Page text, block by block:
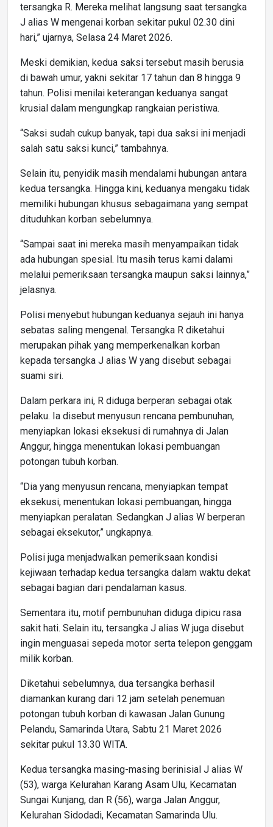
tersangka R. Mereka melihat langsung saat tersangka
J alias W mengenai korban sekitar pukul 02.30 dini
hari,” ujarnya, Selasa 24 Maret 2026.
Meski demikian, kedua saksi tersebut masih berusia
di bawah umur, yakni sekitar 17 tahun dan 8 hingga 9
tahun. Polisi menilai keterangan keduanya sangat
krusial dalam mengungkap rangkaian peristiwa.
“Saksi sudah cukup banyak, tapi dua saksi ini menjadi
salah satu saksi kunci,” tambahnya.
Selain itu, penyidik masih mendalami hubungan antara
kedua tersangka. Hingga kini, keduanya mengaku tidak
memiliki hubungan khusus sebagaimana yang sempat
dituduhkan korban sebelumnya.
“Sampai saat ini mereka masih menyampaikan tidak
ada hubungan spesial. Itu masih terus kami dalami
melalui pemeriksaan tersangka maupun saksi lainnya,”
jelasnya.
Polisi menyebut hubungan keduanya sejauh ini hanya
sebatas saling mengenal. Tersangka R diketahui
merupakan pihak yang memperkenalkan korban
kepada tersangka J alias W yang disebut sebagai
suami siri.
Dalam perkara ini, R diduga berperan sebagai otak
pelaku. Ia disebut menyusun rencana pembunuhan,
menyiapkan lokasi eksekusi di rumahnya di Jalan
Anggur, hingga menentukan lokasi pembuangan
potongan tubuh korban.
“Dia yang menyusun rencana, menyiapkan tempat
eksekusi, menentukan lokasi pembuangan, hingga
menyiapkan peralatan. Sedangkan J alias W berperan
sebagai eksekutor,” ungkapnya.
Polisi juga menjadwalkan pemeriksaan kondisi
kejiwaan terhadap kedua tersangka dalam waktu dekat
sebagai bagian dari pendalaman kasus.
Sementara itu, motif pembunuhan diduga dipicu rasa
sakit hati. Selain itu, tersangka J alias W juga disebut
ingin menguasai sepeda motor serta telepon genggam
milik korban.
Diketahui sebelumnya, dua tersangka berhasil
diamankan kurang dari 12 jam setelah penemuan
potongan tubuh korban di kawasan Jalan Gunung
Pelandu, Samarinda Utara, Sabtu 21 Maret 2026
sekitar pukul 13.30 WITA.
Kedua tersangka masing-masing berinisial J alias W
(53), warga Kelurahan Karang Asam Ulu, Kecamatan
Sungai Kunjang, dan R (56), warga Jalan Anggur,
Kelurahan Sidodadi, Kecamatan Samarinda Ulu.